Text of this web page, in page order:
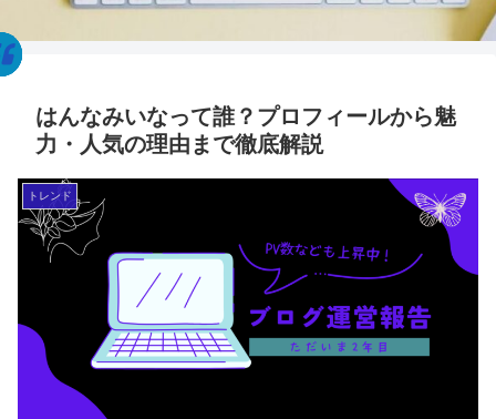
はんなみいなって誰？プロフィールから魅
力・人気の理由まで徹底解説
トレンド